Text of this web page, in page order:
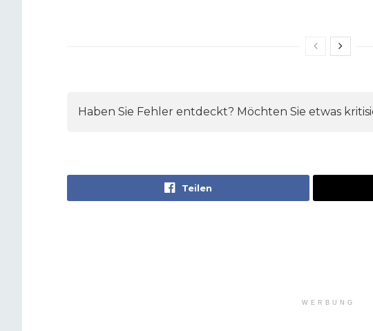
Haben Sie Fehler entdeckt? Möchten Sie etwas
Teilen
WERBUNG